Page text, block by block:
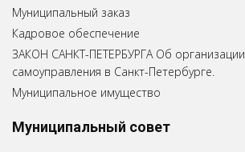
Муниципальный заказ
Кадровое обеспечение
ЗАКОН САНКТ-ПЕТЕРБУРГА Об
самоуправления в Санкт-Петербурге.
Муниципальное имущество
Муниципальный совет